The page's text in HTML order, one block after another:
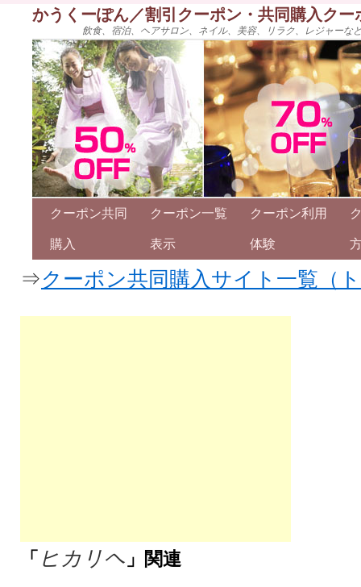
かうくーぽん／割引クーポン・共同購入ク
飲食、宿泊、ヘアサロン、ネイル、美容、リラク、レジャー
クーポン共同
購入
クーポン一覧
表示
クーポン利用
体験
⇒クーポン共同購入サイト一覧（
「 ヒカリヘ 」関連